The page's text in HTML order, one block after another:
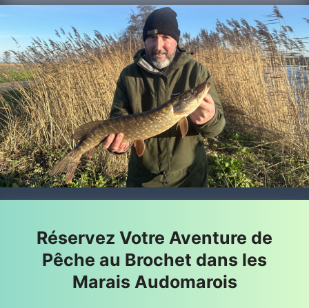
Réservez Votre Aventure de
Pêche au Brochet dans les
Marais Audomarois